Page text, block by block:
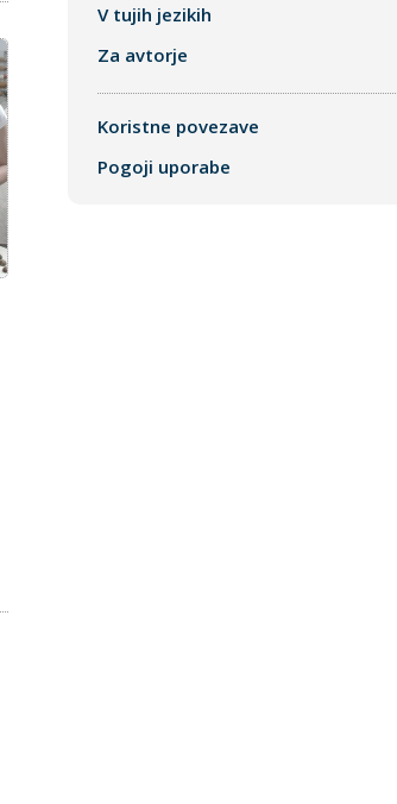
V tujih jezikih
Za avtorje
Koristne povezave
Pogoji uporabe